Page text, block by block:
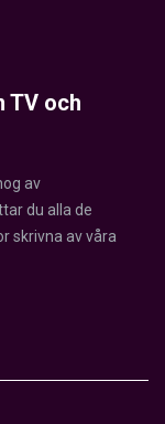
TV och
av
du alla de
skrivna av våra